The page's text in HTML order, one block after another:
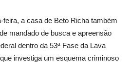
feira, a casa de Beto Richa também
mandado de busca e apreensão
dentro da 53ª Fase da Lava
investiga um esquema criminoso